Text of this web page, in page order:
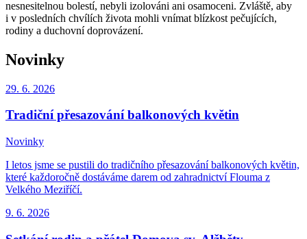
nesnesitelnou bolestí, nebyli izolováni ani osamoceni. Zvláště, aby
i v posledních chvílích života mohli vnímat blízkost pečujících,
rodiny a duchovní doprovázení.
Novinky
29. 6. 2026
Tradiční přesazování balkonových květin
Novinky
I letos jsme se pustili do tradičního přesazování balkonových květin,
které každoročně dostáváme darem od zahradnictví Flouma z
Velkého Meziříčí.
9. 6. 2026